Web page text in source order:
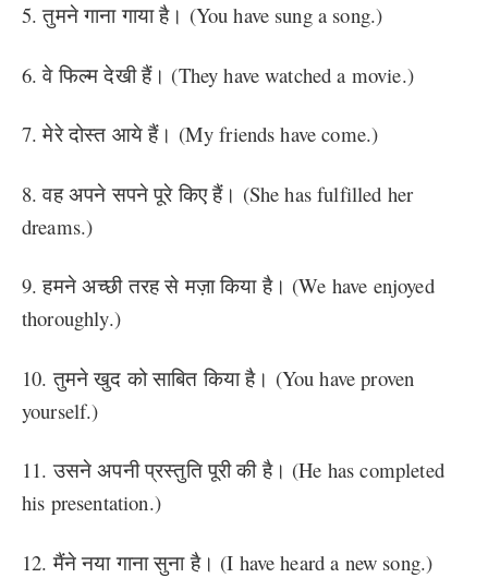
5. तुमने गाना गाया है। (You have sung a song.)
6. वे फिल्म देखी हैं। (They have watched a movie.)
7. मेरे दोस्त आये हैं। (My friends have come.)
8. वह अपने सपने पूरे किए हैं। (She has fulfilled her
dreams.)
9. हमने अच्छी तरह से मज़ा किया है। (We have enjoyed
thoroughly.)
10. तुमने खुद को साबित किया है। (You have proven
yourself.)
11. उसने अपनी प्रस्तुति पूरी की है। (He has completed
his presentation.)
12. मैंने नया गाना सुना है। (I have heard a new song.)